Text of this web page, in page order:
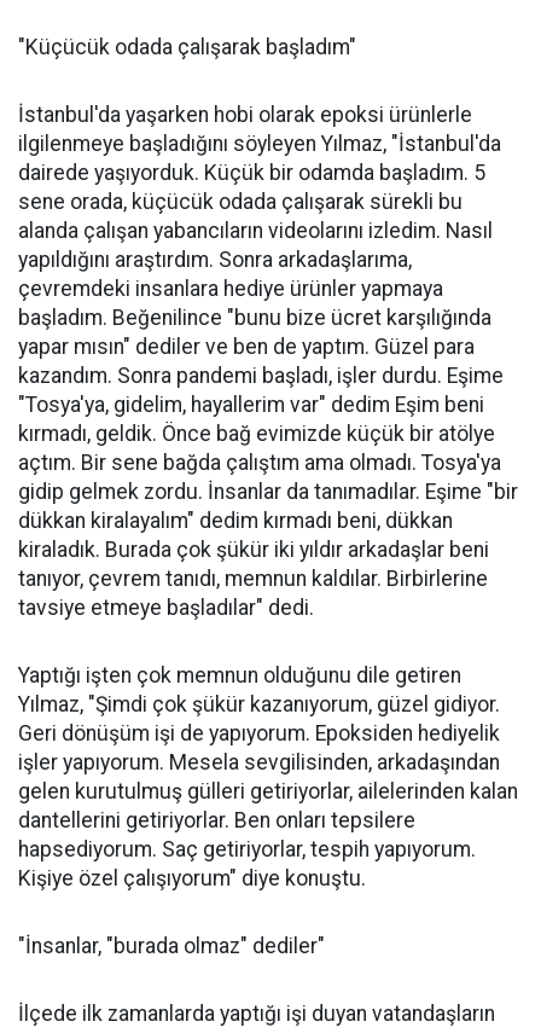
"Küçücük odada çalışarak başladım"
İstanbul'da yaşarken hobi olarak epoksi ürünlerle
ilgilenmeye başladığını söyleyen Yılmaz, "İstanbul'da
dairede yaşıyorduk. Küçük bir odamda başladım. 5
sene orada, küçücük odada çalışarak sürekli bu
alanda çalışan yabancıların videolarını izledim. Nasıl
yapıldığını araştırdım. Sonra arkadaşlarıma,
çevremdeki insanlara hediye ürünler yapmaya
başladım. Beğenilince "bunu bize ücret karşılığında
yapar mısın" dediler ve ben de yaptım. Güzel para
kazandım. Sonra pandemi başladı, işler durdu. Eşime
"Tosya'ya, gidelim, hayallerim var" dedim Eşim beni
kırmadı, geldik. Önce bağ evimizde küçük bir atölye
açtım. Bir sene bağda çalıştım ama olmadı. Tosya'ya
gidip gelmek zordu. İnsanlar da tanımadılar. Eşime "bir
dükkan kiralayalım" dedim kırmadı beni, dükkan
kiraladık. Burada çok şükür iki yıldır arkadaşlar beni
tanıyor, çevrem tanıdı, memnun kaldılar. Birbirlerine
tavsiye etmeye başladılar" dedi.
Yaptığı işten çok memnun olduğunu dile getiren
Yılmaz, "Şimdi çok şükür kazanıyorum, güzel gidiyor.
Geri dönüşüm işi de yapıyorum. Epoksiden hediyelik
işler yapıyorum. Mesela sevgilisinden, arkadaşından
gelen kurutulmuş gülleri getiriyorlar, ailelerinden kalan
dantellerini getiriyorlar. Ben onları tepsilere
hapsediyorum. Saç getiriyorlar, tespih yapıyorum.
Kişiye özel çalışıyorum" diye konuştu.
"İnsanlar, "burada olmaz" dediler"
İlçede ilk zamanlarda yaptığı işi duyan vatandaşların